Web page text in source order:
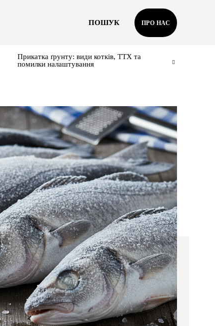
ПОШУК ПРО НАС
Прикатка ґрунту: види котків, ТТХ та
помилки налаштування